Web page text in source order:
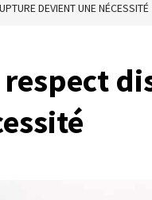
DEVIENT UNE NÉCESSITÉ
respect